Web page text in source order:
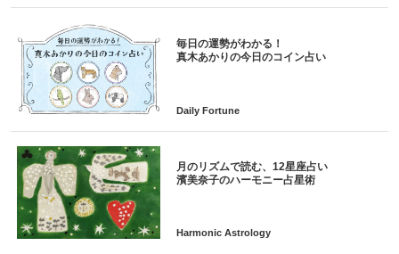
毎日の運勢がわかる！
月のリズムで読む、12星座占い